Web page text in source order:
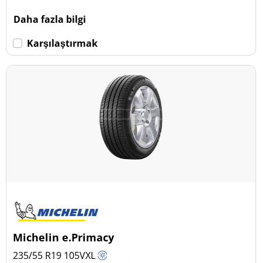
Daha fazla bilgi
Karşılaştırmak
Michelin e.Primacy
235/55 R19 105VXL